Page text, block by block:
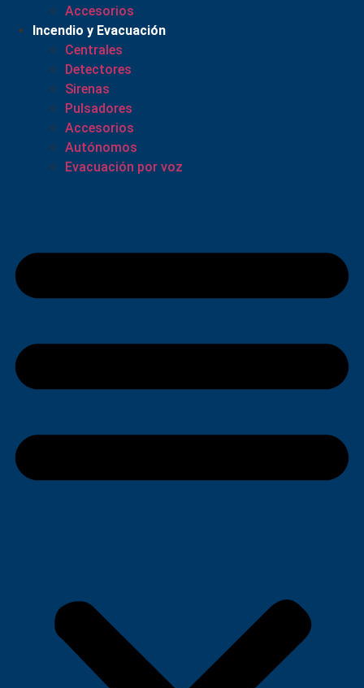
Accesorios
Incendio y Evacuación
Centrales
Detectores
Sirenas
Pulsadores
Accesorios
Autónomos
Evacuación por voz